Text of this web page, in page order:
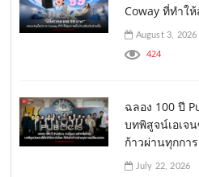
Coway ที่ทำใ
August 3, 2026
424
ฉลอง 100 ปี
บทพิสูจน์เอเจ
ก้าวผ่านทุกกา
July 22, 2026